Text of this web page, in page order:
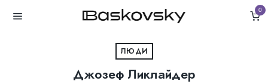
0
ЛЮДИ
Джозеф Ликлайдер